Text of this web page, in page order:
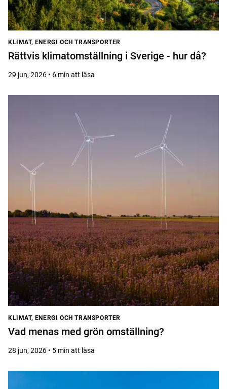
KLIMAT, ENERGI OCH TRANSPORTER
Rättvis klimatomställning i Sverige - hur då?
29 jun, 2026 • 6 min att läsa
KLIMAT, ENERGI OCH TRANSPORTER
Vad menas med grön omställning?
28 jun, 2026 • 5 min att läsa